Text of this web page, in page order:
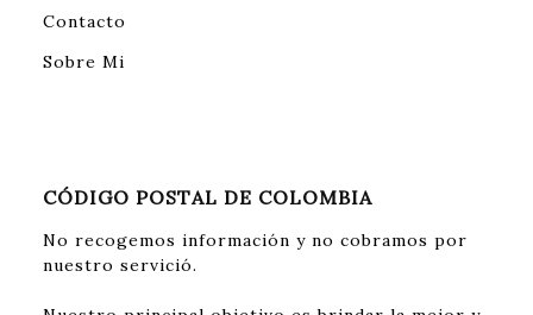
Contacto
Sobre Mi
CÓDIGO POSTAL DE COLOMBIA
No recogemos información y no cobramos por
nuestro servició.